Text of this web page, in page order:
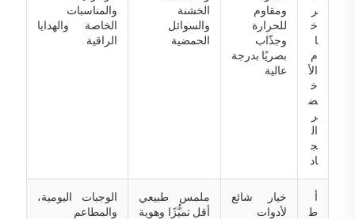
ر
خ
ا
م
الأ
خ
ض
ر
ال
ج
اد
ومقاوم
للحرارة
وجذّاب
بصريًا بدرجة
عالية
الخشنة
والسوائل
الحمضية
والمناسبات
الخاصة والهدايا
الراقية
أ
ط
خيار شائع
لأدوات
ملمس طبيعي
أقل تميُّزًا وهوية
الوجبات اليومية،
والمطاعم